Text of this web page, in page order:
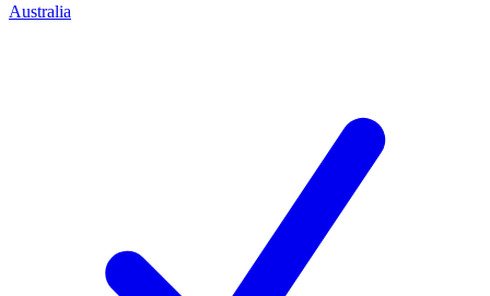
Australia